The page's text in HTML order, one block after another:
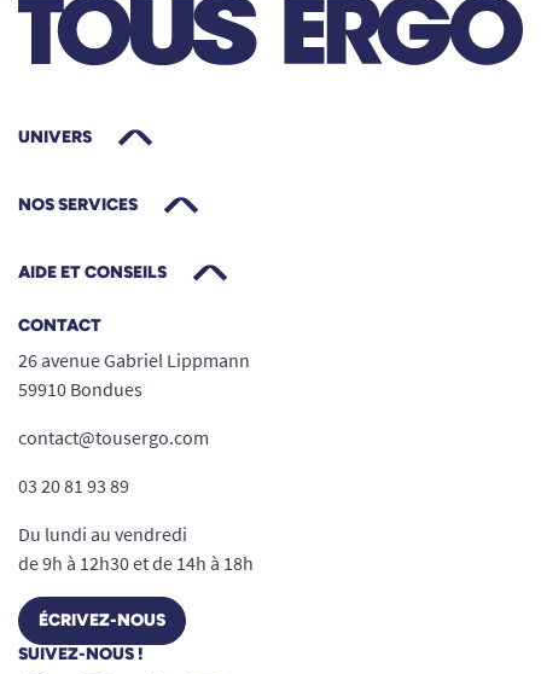
UNIVERS
NOS SERVICES
AIDE ET CONSEILS
CONTACT
26 avenue Gabriel Lippmann
59910 Bondues
contact@tousergo.com
03 20 81 93 89
Du lundi au vendredi
de 9h à 12h30 et de 14h à 18h
ÉCRIVEZ-NOUS
SUIVEZ-NOUS !